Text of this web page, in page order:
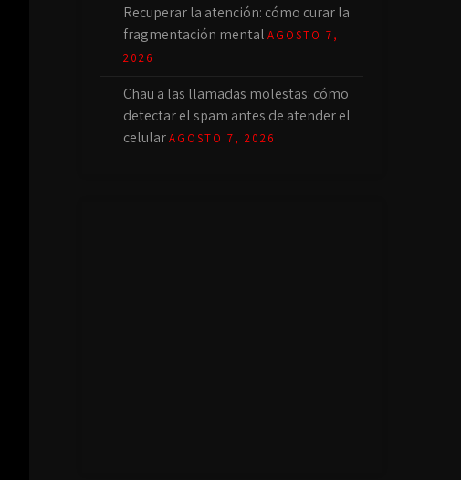
Recuperar la atención: cómo curar la
fragmentación mental AGOSTO 7,
2026
Chau a las llamadas molestas: cómo
detectar el spam antes de atender el
celular AGOSTO 7, 2026